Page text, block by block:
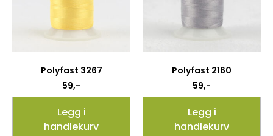
Polyfast 3267
59,-
Legg i
handlekurv
Polyfast 2160
59,-
Legg i
handlekurv